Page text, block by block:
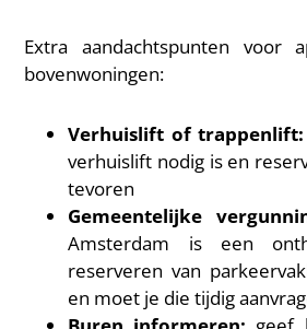
Extra aandachtspunten voor
bovenwoningen:
Verhuislift of trappenlift:
verhuislift nodig is en
tevoren
Gemeentelijke
Amsterdam is een
reserveren van
en moet je die tijdig